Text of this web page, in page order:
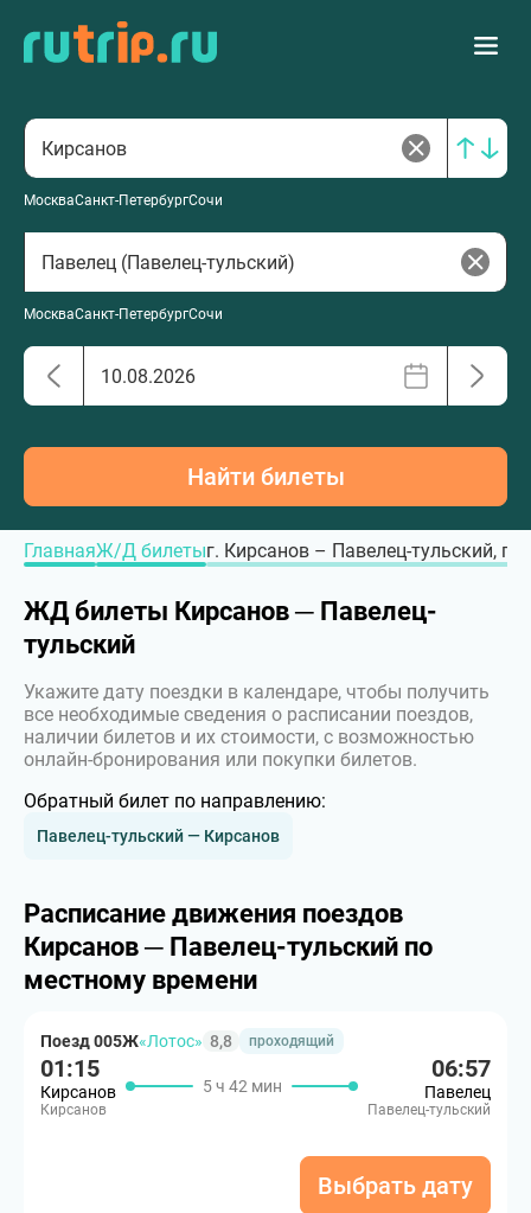
МоскваСанкт-ПетербургСочи
МоскваСанкт-ПетербургСочи
Найти билеты
ГлавнаяЖ/Д билетыг. Кирсанов – Павелец-тульский, г.
ЖД билеты Кирсанов ─ Павелец-
тульский
Укажите дату поездки в календаре, чтобы получить
все необходимые сведения о расписании поездов,
наличии билетов и их стоимости, с возможностью
онлайн-бронирования или покупки билетов.
Обратный билет по направлению:
Павелец-тульский — Кирсанов
Расписание движения поездов
Кирсанов ─ Павелец-тульский по
местному времени
Поезд 005Ж«Лотос» 8,8 проходящий
01:15
Кирсанов
Кирсанов
5 ч 42 мин
06:57
Павелец
Павелец-тульский
Выбрать дату